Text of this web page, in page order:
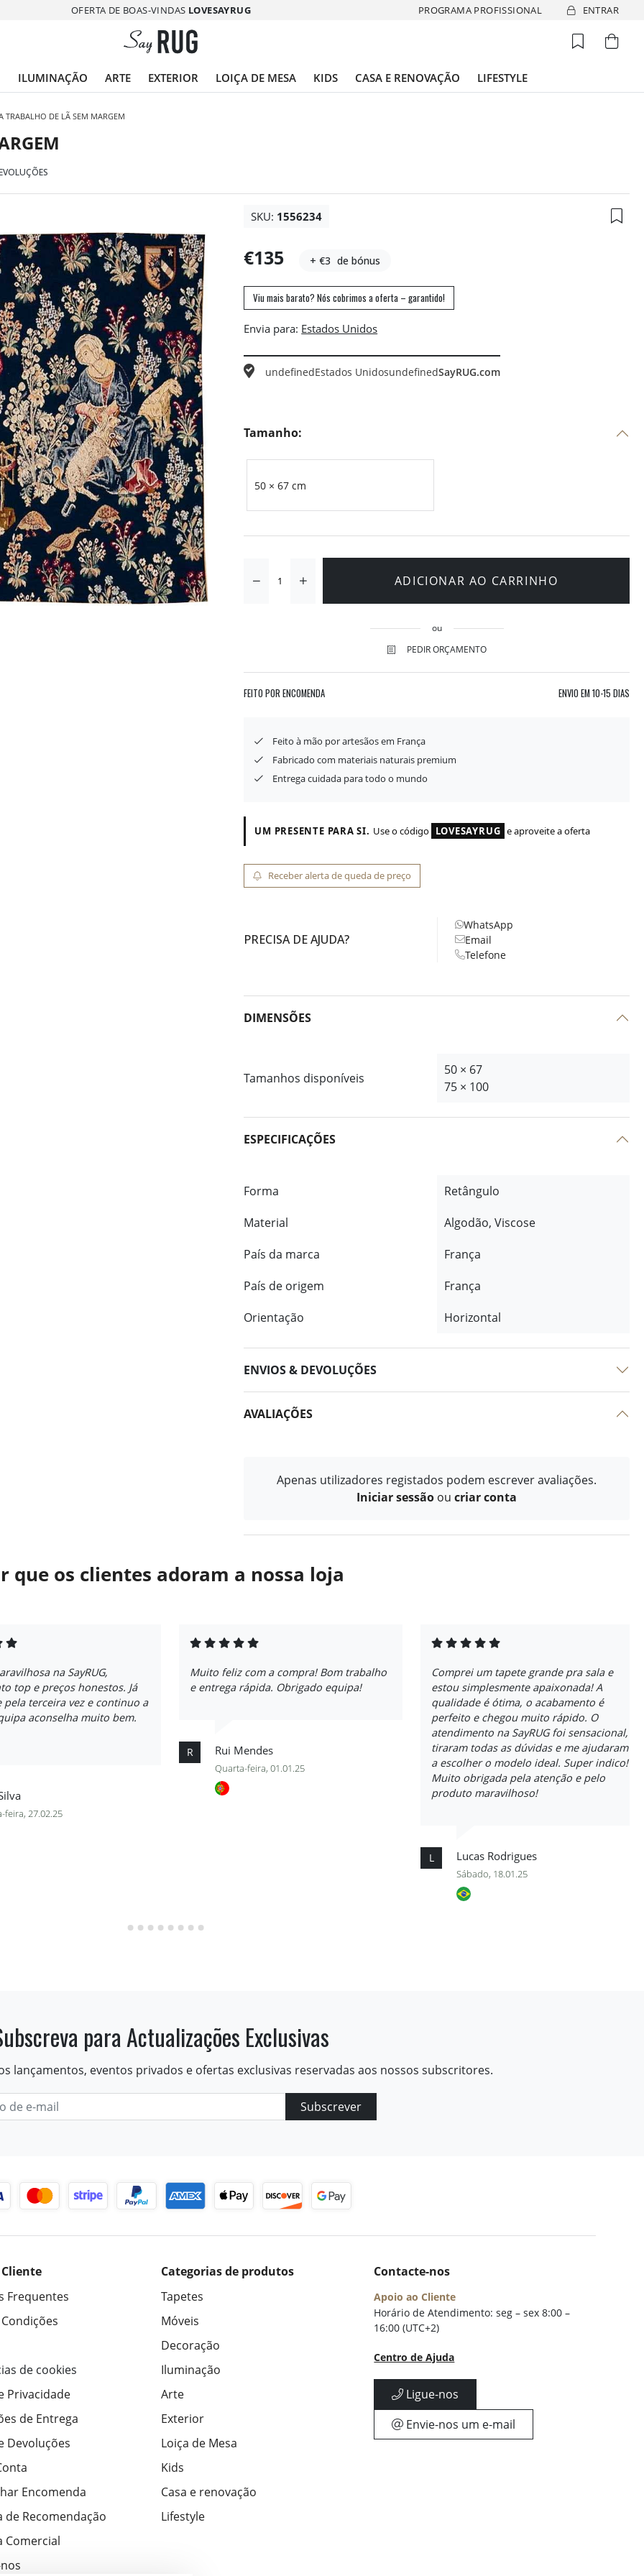
OFERTA DE BOAS-VINDAS LOVESAYRUG PROGRAMA PROFISSIONAL ENTRAR
ILUMINAÇÃO ARTE EXTERIOR LOIÇA DE MESA KIDS CASA E RENOVAÇÃO LIFESTYLE
TRABALHO DE LÃ SEM MARGEM
SKU: 1556234
€135 + €3 de bónus
Viu mais barato? Nós cobrimos a oferta – garantido!
Envia para:
undefinedEstados UnidosundefinedSayRUG.com
Tamanho:
50 × 67 cm
ADICIONAR AO CARRINHO
ou
PEDIR ORÇAMENTO
FEITO POR ENCOMENDA ENVIO EM 10-15 DIAS
Feito à mão por artesãos em França
Fabricado com materiais naturais premium
Entrega cuidada para todo o mundo
UM PRESENTE PARA SI. Use o código LOVESAYRUG e aproveite a oferta
Receber alerta de queda de preço
PRECISA DE AJUDA?
WhatsApp
Email
Telefone
DIMENSÕES
Tamanhos disponíveis
50 × 67
75 × 100
ESPECIFICAÇÕES
Forma
Retângulo
Material
Algodão, Viscose
País da marca
França
País de origem
França
Orientação
Horizontal
ENVIOS & DEVOLUÇÕES
AVALIAÇÕES
Apenas utilizadores registados podem escrever avaliações.
Iniciar sessão ou criar conta
que os clientes adoram a nossa loja
na SayRUG,
top e preços honestos. Já
pela terceira vez e continuo a
aconselha muito bem.
feira, 27.02.25
Muito feliz com a compra! Bom trabalho
e entrega rápida. Obrigado equipa!
R Rui Mendes
Quarta-feira, 01.01.25
Comprei um tapete grande pra sala e
estou simplesmente apaixonada! A
qualidade é ótima, o acabamento é
perfeito e chegou muito rápido. O
atendimento na SayRUG foi sensacional,
tiraram todas as dúvidas e me ajudaram
a escolher o modelo ideal. Super indico!
Muito obrigada pela atenção e pelo
produto maravilhoso!
L Lucas Rodrigues
Sábado, 18.01.25
para Actualizações Exclusivas
lançamentos, eventos privados e ofertas exclusivas reservadas aos nossos subscritores.
Subscrever
Frequentes
de cookies
Privacidade
de Entrega
Devoluções
Encomenda
de Recomendação
Comercial
Categorias de produtos
Tapetes
Móveis
Decoração
Iluminação
Arte
Exterior
Loiça de Mesa
Kids
Casa e renovação
Lifestyle
Contacte-nos
Apoio ao Cliente
Horário de Atendimento: seg – sex 8:00 –
16:00 (UTC+2)
Centro de Ajuda
Ligue-nos
Envie-nos um e-mail